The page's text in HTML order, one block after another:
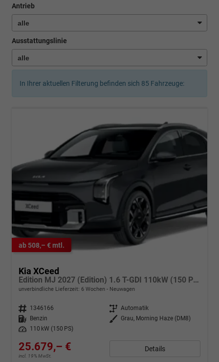
Antrieb
Ausstattungslinie
In Ihrer aktuellen Filterung befinden sich 85 Fahrzeuge:
ab 508,– € mtl.
Kia XCeed
Edition MJ 2027 (Edition) 1.6 T-GDI 110kW (150 PS) 7-Gang DCT Automatikgetriebe
unverbindliche Lieferzeit: 6 Wochen Neuwagen
Fahrzeugnr. 1346166 Getriebe Automatik
Kraftstoff
Benzin Außenfarbe
Grau, Morning Haze (DM8)
Leistung
110 kW (150 PS)
25.679,– €
incl. 19% MwSt.
Details